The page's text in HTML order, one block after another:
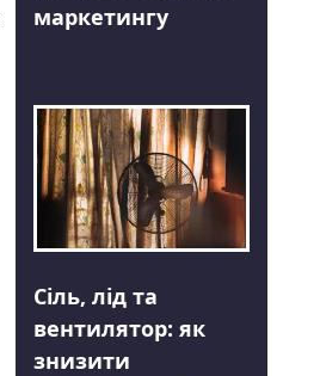
маркетингу
Сіль, лід та
вентилятор: як
знизити